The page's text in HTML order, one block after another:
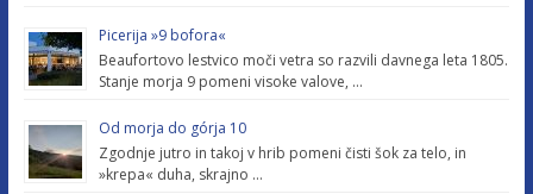
Picerija »9 bofora«
Beaufortovo lestvico moči vetra so razvili davnega leta 1805.
Stanje morja 9 pomeni visoke valove, …
Od morja do górja 10
Zgodnje jutro in takoj v hrib pomeni čisti šok za telo, in
»krepa« duha, skrajno …